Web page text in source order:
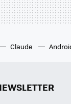
Claude